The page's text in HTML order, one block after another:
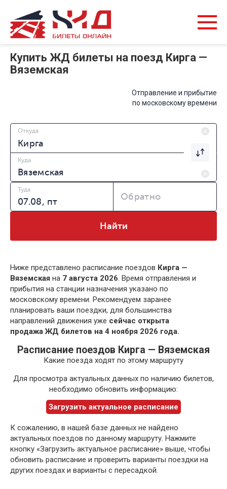
Купить ЖД билеты на поезд Кирга —
Вяземская
Отправление и прибытие
по московскому времени
Откуда
Куда
Туда
Обратно
Найти
Ниже представлено расписание поездов Кирга —
Вяземская на 7 августа 2026. Время отправления и
прибытия на станции назначения указано по
московскому времени. Рекомендуем заранее
планировать ваши поездки, для большинства
направлений движения уже сейчас открыта
продажа ЖД билетов на 4 ноября 2026 года.
Расписание поездов Кирга — Вяземская
Какие поезда ходят по этому маршруту
Для просмотра актуальных данных по наличию билетов,
необходимо обновить информацию:
Загрузить актуальное расписание
К сожалению, в нашей базе данных не найдено
актуальных поездов по данному маршруту. Нажмите
кнопку «Загрузить актуальное расписание» выше, чтобы
обновить расписание и проверить варианты поездки на
других поездах и варианты с пересадкой.